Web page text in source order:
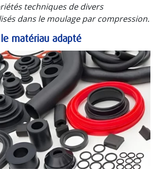
techniques de divers
dans le moulage par compression.
matériau adapté